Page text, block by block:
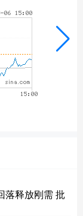
落释放刚需 批